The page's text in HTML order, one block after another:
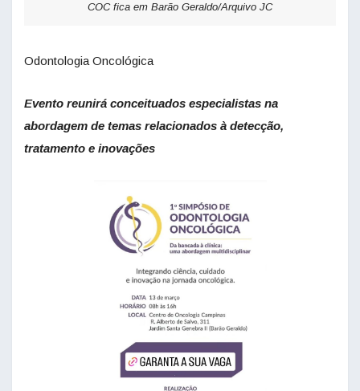
COC fica em Barão Geraldo/Arquivo JC
Odontologia Oncológica
Evento reunirá conceituados especialistas na
abordagem de temas relacionados à detecção,
tratamento e inovações